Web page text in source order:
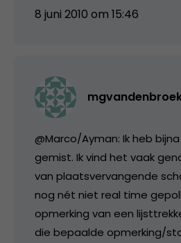
8 juni 2010 om 15:46
@Marco/Ayman: Ik heb
gemist. Ik vind het vaak
van plaatsvervangende
nog nét niet real time
opmerking van een
die bepaalde opmerking/